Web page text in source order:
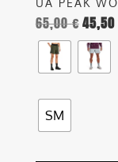
UA PEAK
65,00€45,50
SM